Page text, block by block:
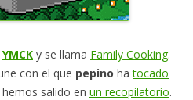
YMCK y se llama Family Cooking.
con el que pepino hatocado
salido en un recopilatorio.